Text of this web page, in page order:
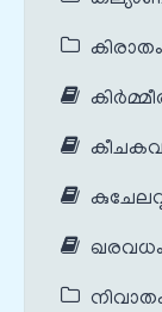
കിരാതം
ഖരവധം